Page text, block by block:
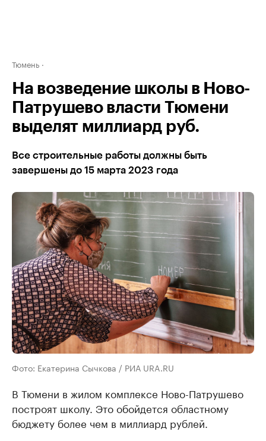
Тюмень
На возведение школы в Ново-
Патрушево власти Тюмени
выделят миллиард руб.
Все строительные работы должны быть
завершены до 15 марта 2023 года
Фото: Екатерина Сычкова / РИА URA.RU
В Тюмени в жилом комплексе Ново-Патрушево
построят школу. Это обойдется областному
бюджету более чем в миллиард рублей.